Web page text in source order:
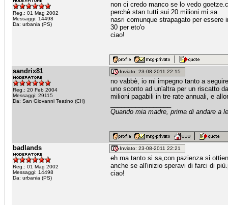
Reg.: 01 Mag 2002
Messaggi: 14498
Da: urbania (PS)
non ci credo manco se lo vedo
perchè stan tutti sui 20 milioni mi sa
nasri comunque strapagato per
30 per eto'o
ciao!
sandrix81
Reg.: 20 Feb 2004
Messaggi: 29115
Da: San Giovanni Teatino (CH)
Inviato: 23-08-2011 22:15
no vabbè, io mi impegno tanto a
uno sconto ad un'altra per un riscatto
milioni pagabili in tre rate annuali, e
Quando mia madre, prima di andare a
badlands
Reg.: 01 Mag 2002
Messaggi: 14498
Da: urbania (PS)
Inviato: 23-08-2011 22:21
eh ma tanto si sa,con pazienza si
anche se all'inizio speravi di farci di
ciao!